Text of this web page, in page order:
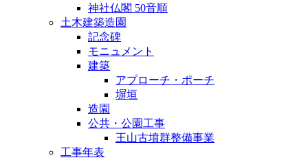
神社仏閣 50音順
土木建築造園
記念碑
モニュメント
建築
アプローチ・ポーチ
塀垣
造園
公共・公園工事
王山古墳群整備事業
工事年表